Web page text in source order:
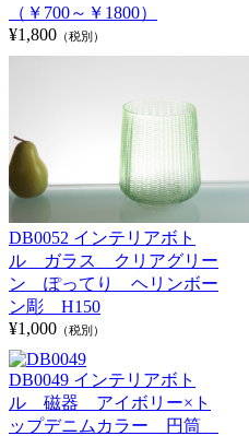
（￥700～￥1800）
¥1,800 （税別）
DB0052 インテリアボト
ル ガラス クリアグリー
ン ぽってり ヘリンボー
ン彫 H150
¥1,000 （税別）
DB0049 インテリアボト
ル 磁器 アイボリー×ト
ップデニムカラー 円筒